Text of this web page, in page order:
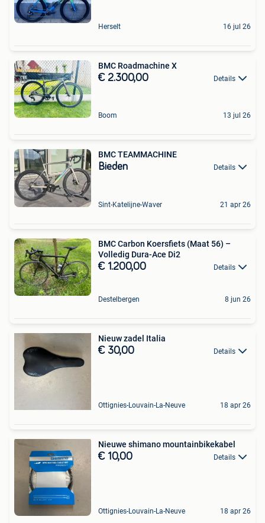
Herselt 16 jul 26
BMC Roadmachine X
€ 2.300,00 Details
Boom 13 jul 26
BMC TEAMMACHINE
Bieden Details
Sint-Katelijne-Waver 21 apr 26
BMC Carbon Koersfiets (Maat 56) –
Volledig Dura-Ace Di2
€ 1.200,00 Details
Destelbergen 8 jun 26
Nieuw zadel Italia
€ 30,00 Details
Ottignies-Louvain-La-Neuve 18 apr 26
Nieuwe shimano mountainbikekabel
€ 10,00 Details
Ottignies-Louvain-La-Neuve 18 apr 26